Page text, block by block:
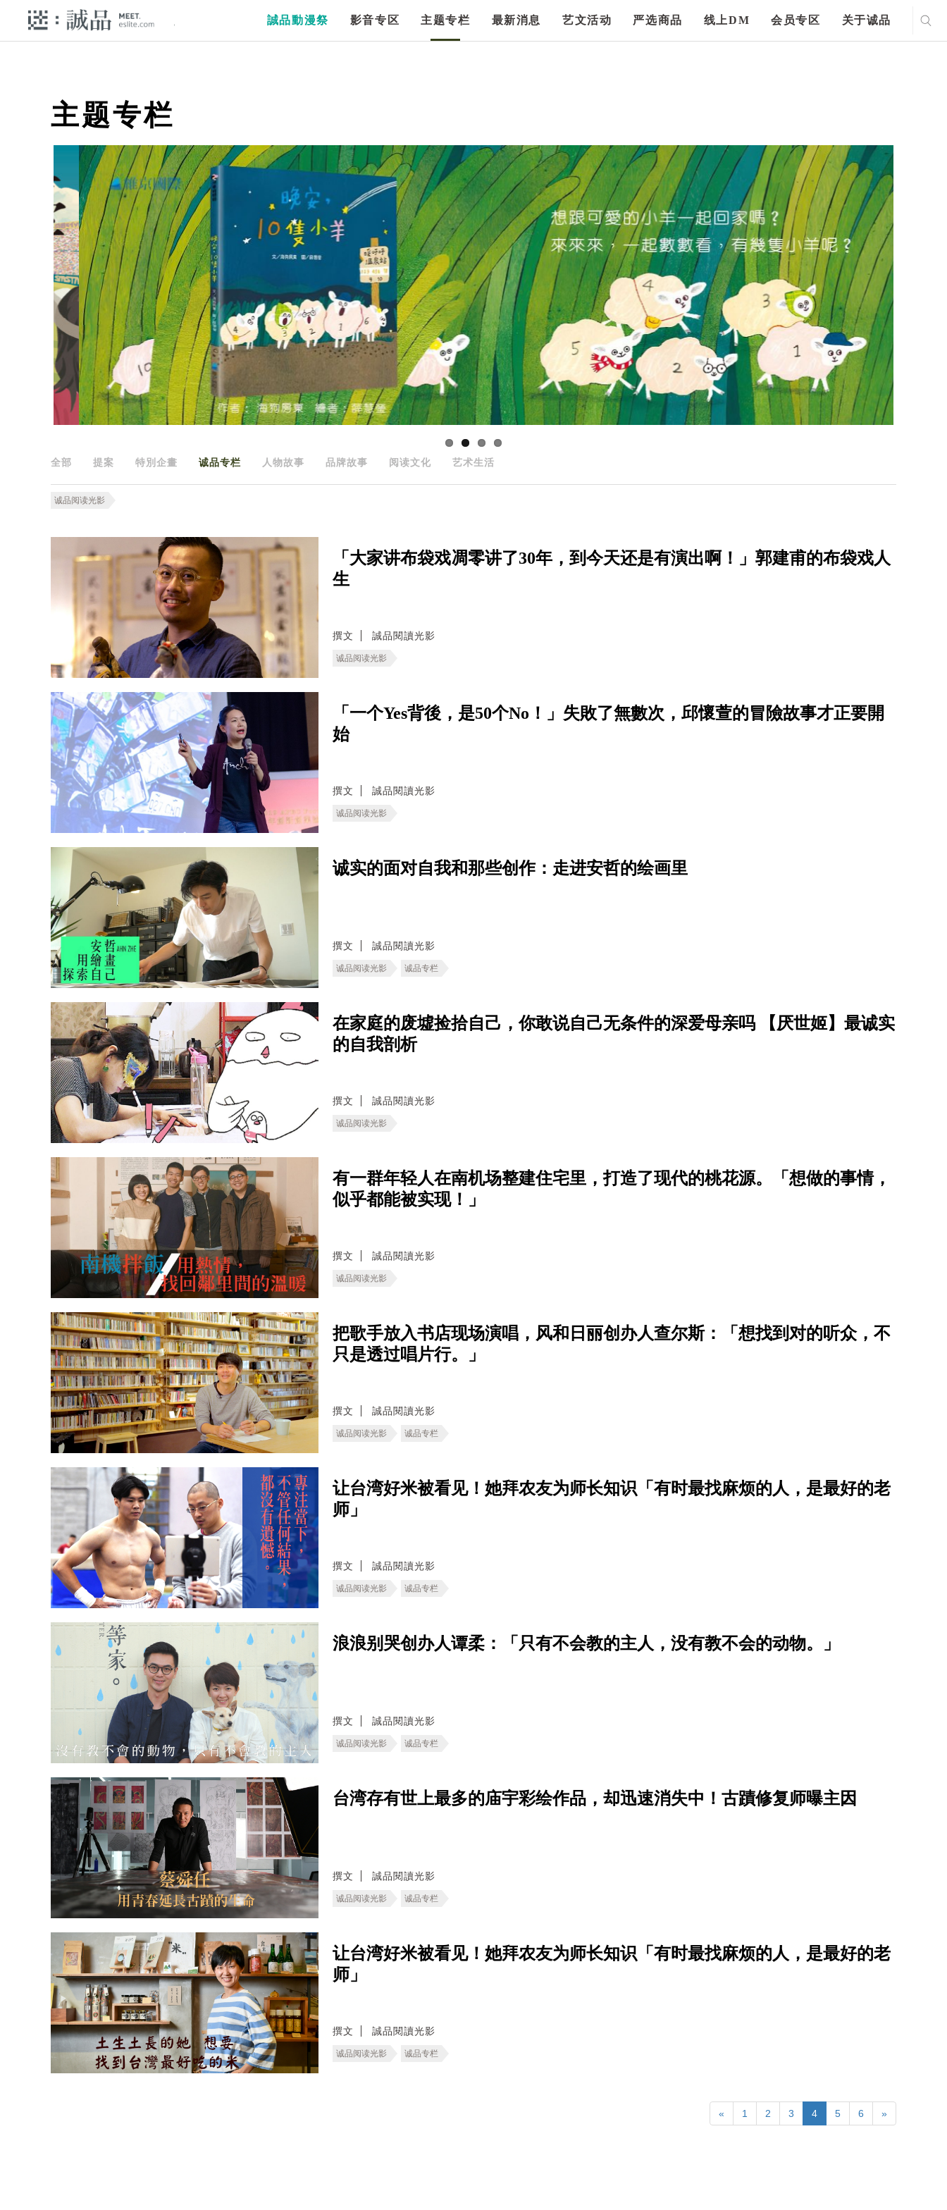
誠品動漫祭 影音专区 主题专栏 最新消息 艺文活动 严选商品 线上DM 会员专区 关于诚品
主题专栏
全部 提案 特別企畫 诚品专栏 人物故事 品牌故事 阅读文化 艺术生活
诚品阅读光影
「大家讲布袋戏凋零讲了30年，到今天还是有演出啊！」郭建甫的布袋戏人
生
撰文 誠品閱讀光影
诚品阅读光影
「一个Yes背後，是50个No！」失敗了無數次，邱懷萱的冒險故事才正要開
始
撰文 誠品閱讀光影
诚品阅读光影
诚实的面对自我和那些创作：走进安哲的绘画里
撰文 誠品閱讀光影
诚品阅读光影 诚品专栏
在家庭的废墟捡拾自己，你敢说自己无条件的深爱母亲吗 【厌世姬】最诚实
的自我剖析
撰文 誠品閱讀光影
诚品阅读光影
有一群年轻人在南机场整建住宅里，打造了现代的桃花源。「想做的事情，
似乎都能被实现！」
撰文 誠品閱讀光影
诚品阅读光影
把歌手放入书店现场演唱，风和日丽创办人查尔斯：「想找到对的听众，不
只是透过唱片行。」
撰文 誠品閱讀光影
诚品阅读光影 诚品专栏
让台湾好米被看见！她拜农友为师长知识「有时最找麻烦的人，是最好的老
师」
撰文 誠品閱讀光影
诚品阅读光影 诚品专栏
浪浪别哭创办人谭柔：「只有不会教的主人，没有教不会的动物。」
撰文 誠品閱讀光影
诚品阅读光影 诚品专栏
台湾存有世上最多的庙宇彩绘作品，却迅速消失中！古蹟修复师曝主因
撰文 誠品閱讀光影
诚品阅读光影 诚品专栏
让台湾好米被看见！她拜农友为师长知识「有时最找麻烦的人，是最好的老
师」
撰文 誠品閱讀光影
诚品阅读光影 诚品专栏
« 1 2 3 4 5 6 »